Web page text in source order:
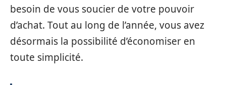
besoin de vous soucier de votre pouvoir
d’achat. Tout au long de l’année, vous avez
désormais la possibilité d’économiser en
toute simplicité.